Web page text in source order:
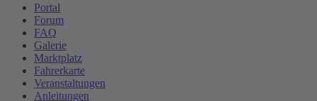
Portal
Forum
FAQ
Galerie
Marktplatz
Fahrerkarte
Veranstaltungen
Anleitungen